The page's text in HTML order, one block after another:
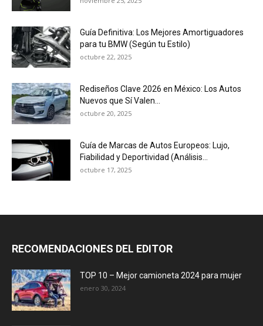
Guía Definitiva: Los Mejores Amortiguadores
para tu BMW (Según tu Estilo)
octubre 22, 2025
Rediseños Clave 2026 en México: Los Autos
Nuevos que Sí Valen...
octubre 20, 2025
Guía de Marcas de Autos Europeos: Lujo,
Fiabilidad y Deportividad (Análisis...
octubre 17, 2025
RECOMENDACIONES DEL EDITOR
TOP 10 – Mejor camioneta 2024 para mujer
enero 30, 2024